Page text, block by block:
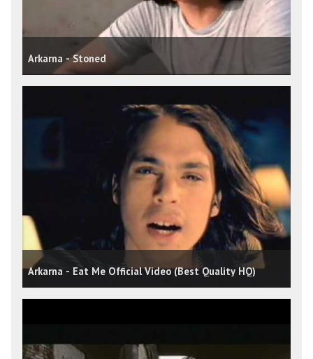
Arkarna - Stoned
Arkarna - Eat Me Official Video (Best Quality HQ)